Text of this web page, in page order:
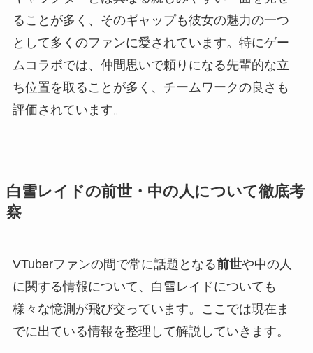
ることが多く、そのギャップも彼女の魅力の一つ
として多くのファンに愛されています。特にゲー
ムコラボでは、仲間思いで頼りになる先輩的な立
ち位置を取ることが多く、チームワークの良さも
評価されています。
白雪レイドの前世・中の人について徹底考
察
VTuberファンの間で常に話題となる前世や中の人
に関する情報について、白雪レイドについても
様々な憶測が飛び交っています。ここでは現在ま
でに出ている情報を整理して解説していきます。